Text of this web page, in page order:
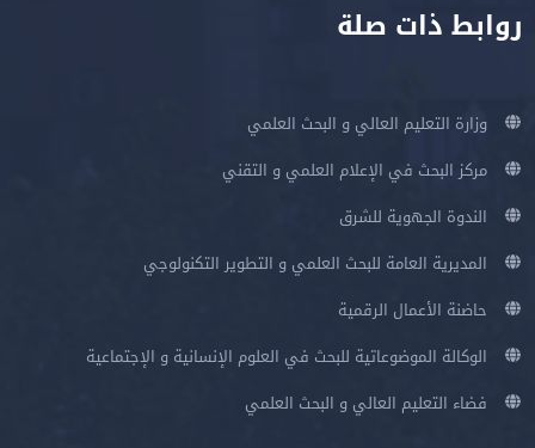
روابط ذات صلة
وزارة التعليم العالي و البحث العلمي
مركز البحث في الإعلام العلمي و التقني
الندوة الجهوية للشرق
المديرية العامة للبحث العلمي و التطوير التكنولوجي
حاضنة الأعمال الرقمية
الوكالة الموضوعاتية للبحث في العلوم الإنسانية و الإجتماعية
فضاء التعليم العالي و البحث العلمي